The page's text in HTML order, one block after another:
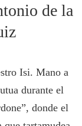
de la
Isi. Mano a
durante el
donde el